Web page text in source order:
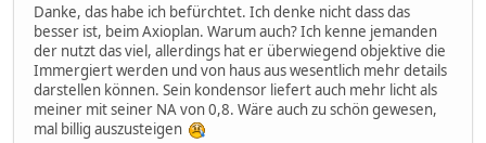
Danke, das habe ich befürchtet. Ich denke nicht dass das
besser ist, beim Axioplan. Warum auch? Ich kenne jemanden
der nutzt das viel, allerdings hat er überwiegend objektive die
Immergiert werden und von haus aus wesentlich mehr details
darstellen können. Sein kondensor liefert auch mehr licht als
meiner mit seiner NA von 0,8. Wäre auch zu schön gewesen,
mal billig auszusteigen